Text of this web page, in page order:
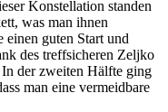
Konstellation standen
was man ihnen
guten Start und
des treffsicheren Zeljko
der zweiten Hälfte ging
man eine vermeidbare